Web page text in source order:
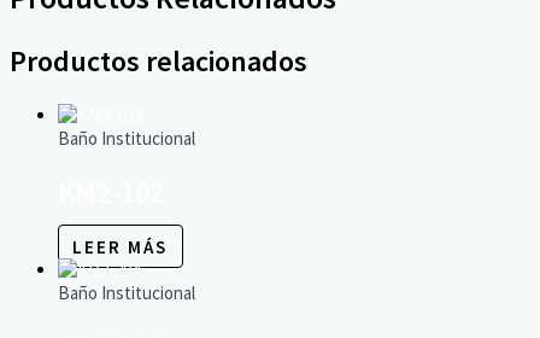
Productos relacionados
Baño Institucional
LEER MÁS
Baño Institucional